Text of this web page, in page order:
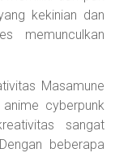
kekinian dan
memunculkan
Masamune
cyberpunk
sangat
beberapa